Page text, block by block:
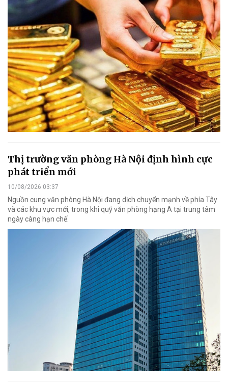
Thị trường văn phòng Hà Nội định hình cực
phát triển mới
10/08/2026 03:37
Nguồn cung văn phòng Hà Nội đang dịch chuyển mạnh về phía Tây
và các khu vực mới, trong khi quỹ văn phòng hạng A tại trung tâm
ngày càng hạn chế.